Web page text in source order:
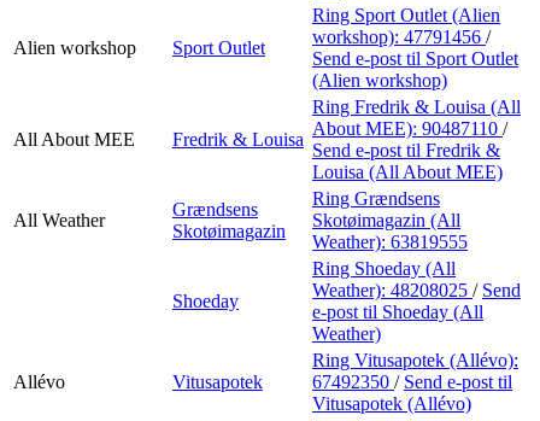
Alien workshop Sport Outlet
Ring Sport Outlet (Alien
workshop): 47791456 /
Send e-post til Sport Outlet
(Alien workshop)
All About MEE Fredrik & Louisa
Ring Fredrik & Louisa (All
About MEE): 90487110 /
Send e-post til Fredrik &
Louisa (All About MEE)
All Weather
Grændsens
Skotøimagazin
Ring Grændsens
Skotøimagazin (All
Weather): 63819555
Shoeday
Ring Shoeday (All
Weather): 48208025 / Send
e-post til Shoeday (All
Weather)
Allévo Vitusapotek
Ring Vitusapotek (Allévo):
67492350 / Send e-post til
Vitusapotek (Allévo)